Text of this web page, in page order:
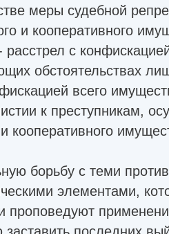
меры судебной
и кооперативного
с
обстоятельствах
всего
к преступникам,
кооперативного
борьбу с теми
элементами,
проповедуют